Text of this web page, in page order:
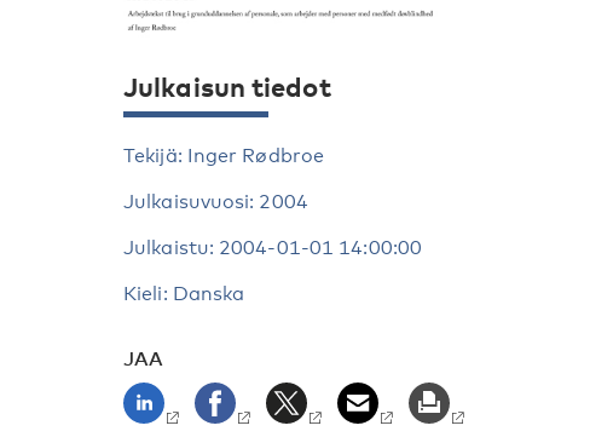
Julkaisun tiedot
Tekijä: Inger Rødbroe
Julkaisuvuosi: 2004
Julkaistu: 2004-01-01 14:00:00
Kieli: Danska
JAA